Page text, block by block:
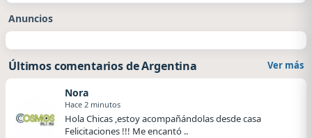
Anuncios
Últimos comentarios de Argentina Ver más
Nora
Hace 2 minutos
Hola Chicas ,estoy acompañándolas desde casa
Felicitaciones !!! Me encantó ..